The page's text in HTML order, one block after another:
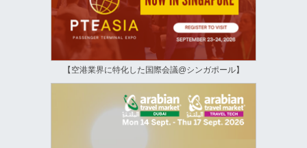
【空港業界に特化した国際会議@シンガポール】